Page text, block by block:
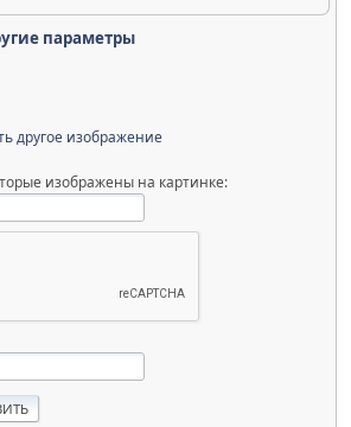
параметры
другое изображение
изображены на картинке: